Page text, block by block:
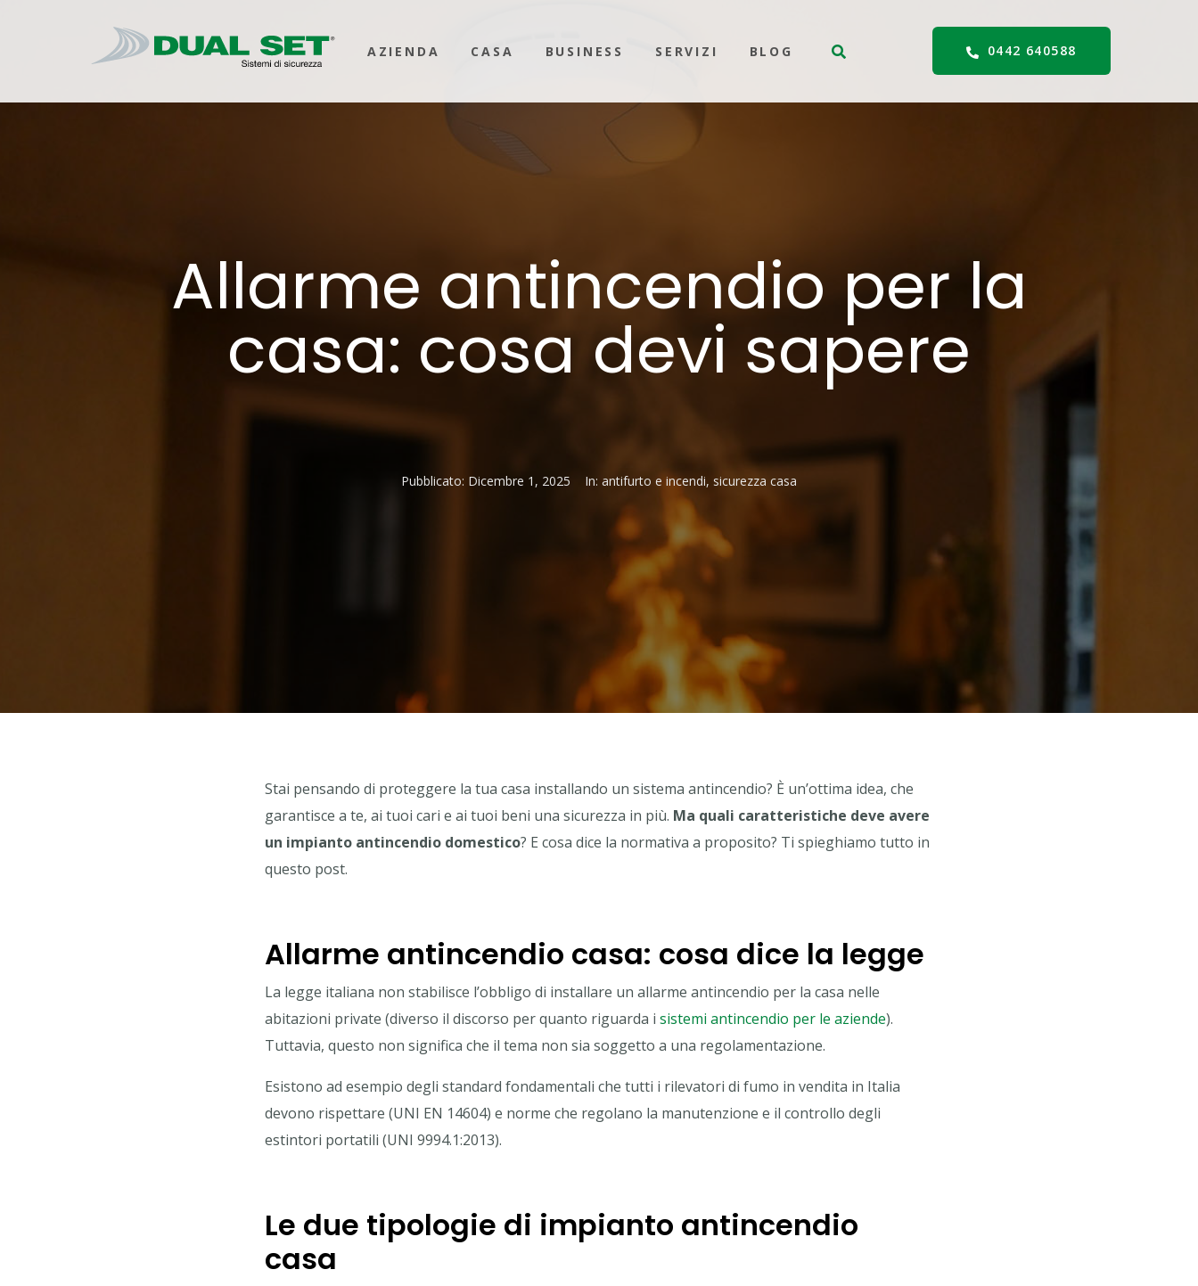
AZIENDA CASA BUSINESS SERVIZI BLOG 0442 640588
Allarme antincendio per la
casa: cosa devi sapere
Pubblicato: Dicembre 1, 2025 In: antifurto e incendi, sicurezza casa
Stai pensando di proteggere la tua casa installando un sistema antincendio? È un’ottima idea, che
garantisce a te, ai tuoi cari e ai tuoi beni una sicurezza in più. Ma quali caratteristiche deve avere
un impianto antincendio domestico? E cosa dice la normativa a proposito? Ti spieghiamo tutto in
questo post.
Allarme antincendio casa: cosa dice la legge
La legge italiana non stabilisce l’obbligo di installare un allarme antincendio per la casa nelle
abitazioni private (diverso il discorso per quanto riguarda i sistemi antincendio per le aziende).
Tuttavia, questo non significa che il tema non sia soggetto a una regolamentazione.
Esistono ad esempio degli standard fondamentali che tutti i rilevatori di fumo in vendita in Italia
devono rispettare (UNI EN 14604) e norme che regolano la manutenzione e il controllo degli
estintori portatili (UNI 9994.1:2013).
Le due tipologie di impianto antincendio
casa